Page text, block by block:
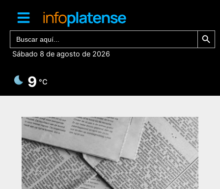
contenido
Buscar: Botón de
Sábado 8 de agosto de 2026
9 °C